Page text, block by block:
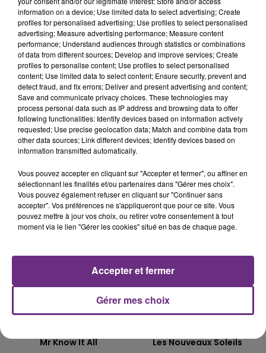
fermer ses portes.
TITRES DIFFUSÉS
17h07
17h07
JULIEN LIEB
Dis-Moi Ou
17h03
17h03
CAPITAL CITIES
Safe And Sound
17h00
17h00
Mr Know It All
16h56
16h56
Les Nouveaux Soleils
information on a device; Use limited data to select advertising; Create
profiles for personalised advertising; Use profiles to select personalised
advertising; Measure advertising performance; Measure content
performance; Understand audiences through statistics or combinations
of data from different sources; Develop and improve services; Create
profiles to personalise content; Use profiles to select personalised
content; Use limited data to select content; Ensure security, prevent and
detect fraud, and fix errors; Deliver and present advertising and content;
Save and communicate privacy choices. These technologies may
process personal data such as IP address and browsing data to offer
following functionalities: Identify devices based on information actively
requested; Use precise geolocation data; Match and combine data from
other data sources; Link different devices; Identify devices based on
information transmitted automatically.
Vous pouvez accepter en cliquant sur "Accepter et fermer", ou affiner en
sélectionnant les finalités et/ou partenaires dans "Gérer mes choix".
Vous pouvez également refuser en cliquant sur "Continuer sans
accepter". Vos préférences ne s'appliqueront que pour ce site. Vous
pouvez mettre à jour vos choix, ou retirer votre consentement à tout
moment via le lien "Gérer les cookies" situé en bas de chaque page.
Gérer mes choix
Accepter et fermer